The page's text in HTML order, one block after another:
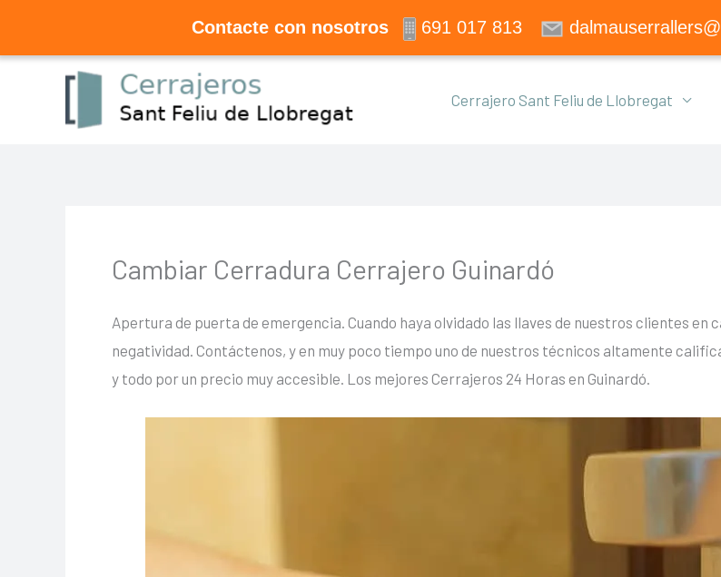
Contacte con nosotros 691 017 813
Cerrajero Sant Feliu de Llobregat
Cambiar Cerradura Cerrajero Guinardó
Apertura de puerta de emergencia. Cuando haya olvidado las llaves de nuestros clientes en
negatividad. Contáctenos, y en muy poco tiempo uno de nuestros técnicos altamente
y todo por un precio muy accesible. Los mejores Cerrajeros 24 Horas en Guinardó.